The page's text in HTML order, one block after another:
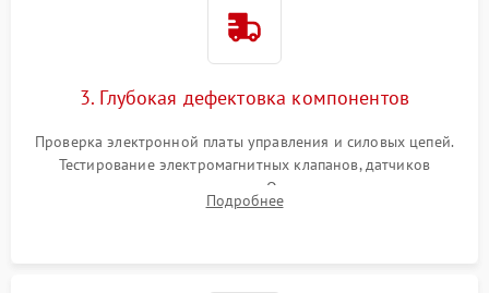
3. Глубокая дефектовка компонентов
Проверка электронной платы управления и силовых цепей.
Тестирование электромагнитных клапанов, датчиков
температуры и расходомера. Оценка степени износа
жерновов кофемолки, уплотнительных колец гидросистемы
Подробнее